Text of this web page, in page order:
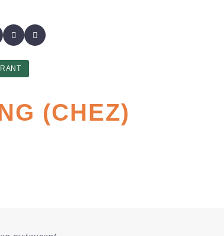
(CHEZ)